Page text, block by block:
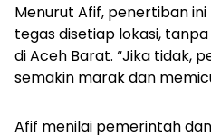
Menurut Afif, penertiban
tegas disetiap lokasi,
di Aceh Barat. “Jika tidak,
semakin marak dan
Afif menilai pemerintah